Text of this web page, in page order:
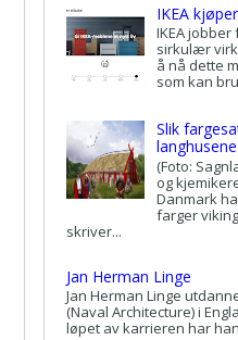
IKEA
IKEA
sirkulær
å nå dette
som kan
Slik
langhusene
(Foto:
og
Danmark
farger
skriver...
Jan Herman Linge
Jan Herman Linge
(Naval Architecture) i
løpet av karrieren har